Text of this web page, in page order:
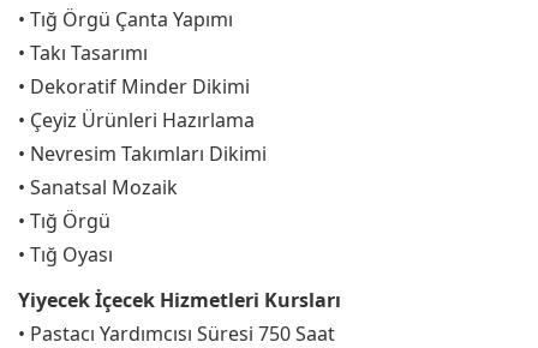
• Tığ Örgü Çanta Yapımı
• Takı Tasarımı
• Dekoratif Minder Dikimi
• Çeyiz Ürünleri Hazırlama
• Nevresim Takımları Dikimi
• Sanatsal Mozaik
• Tığ Örgü
• Tığ Oyası
Yiyecek İçecek Hizmetleri Kursları
• Pastacı Yardımcısı Süresi 750 Saat